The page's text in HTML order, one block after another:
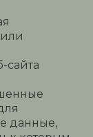
сайта
данные,